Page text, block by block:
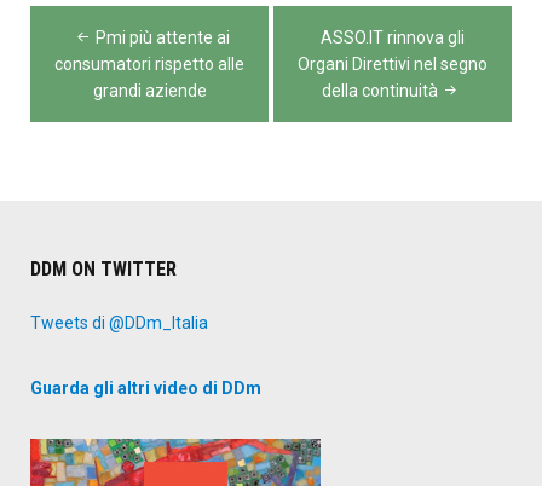
Navigazione
articoli
Pmi più attente ai
consumatori rispetto alle
grandi aziende
ASSO.IT rinnova gli
Organi Direttivi nel segno
della continuità
DDM ON TWITTER
Tweets di @DDm_Italia
Guarda gli altri video di DDm